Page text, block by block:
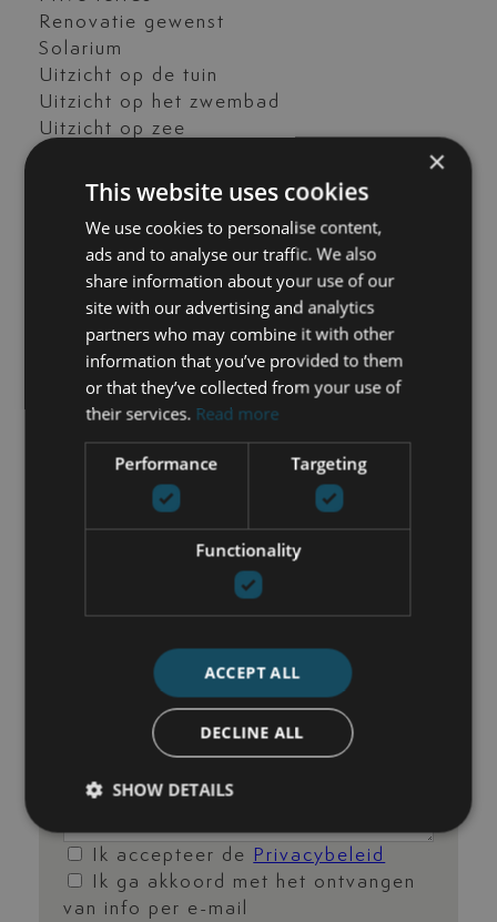
Renovatie gewenst
Solarium
Uitzicht op de tuin
Uitzicht op het zwembad
Uitzicht op zee
airconditioning
NEEM CONTACT OP
Nick de Wit
+34 744 61 17 23
nick@luxurylivingmarbella.com
Ik accepteer de
Privacybeleid
Ik ga akkoord met het ontvangen
van info per e-mail
×
This website uses cookies
We use cookies to personalise content,
ads and to analyse our traffic. We also
share information about your use of our
site with our advertising and analytics
partners who may combine it with other
information that you’ve provided to them
or that they’ve collected from your use of
their services. Read more
Performance Targeting
Functionality
ACCEPT ALL
DECLINE ALL
SHOW DETAILS